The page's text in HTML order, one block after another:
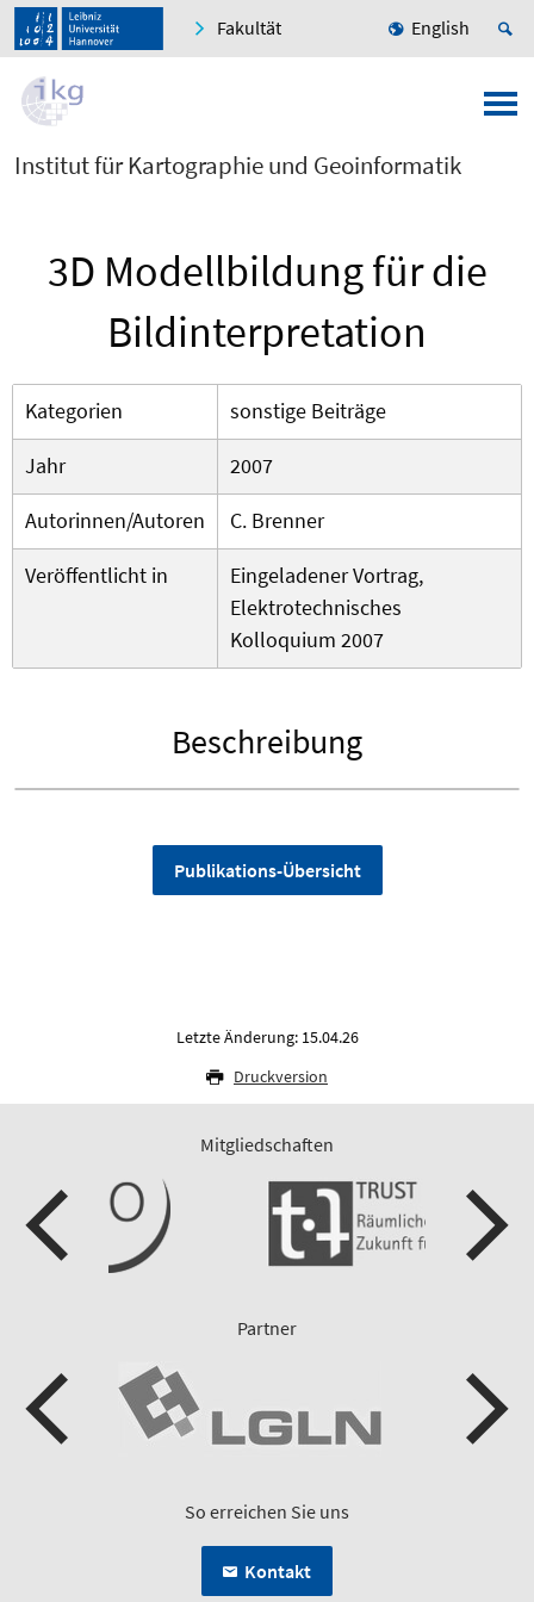
Fakultät English
Institut für Kartographie und Geoinformatik
3D Modellbildung für die
Bildinterpretation
Kategorien
sonstige Beiträge
Jahr
2007
Autorinnen/Autoren
C. Brenner
Veröffentlicht in
Eingeladener Vortrag,
Elektrotechnisches
Kolloquium 2007
Beschreibung
Publikations-Übersicht
Letzte Änderung: 15.04.26
Druckversion
Mitgliedschaften
Partner
So erreichen Sie uns
Kontakt